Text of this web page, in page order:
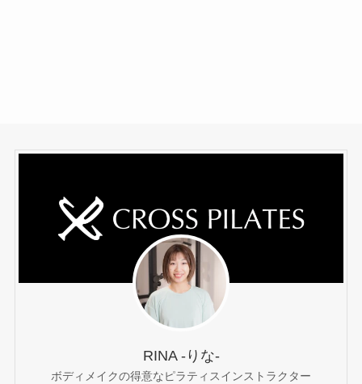
RINA -りな-
ボディメイクの得意なピラティスインストラクター